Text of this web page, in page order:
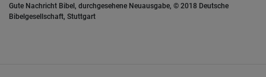
Gute Nachricht Bibel, durchgesehene Neuausgabe, © 2018 Deutsche
Bibelgesellschaft, Stuttgart